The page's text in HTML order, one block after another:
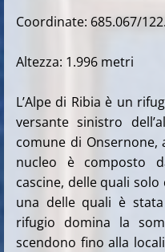
Coordinate: 685.067/
Altezza: 1.996 metri
L’Alpe di Ribia è un
versante sinistro
comune di
nucleo è composto
cascine, delle quali
una delle quali è
rifugio domina la
scendono fino alla